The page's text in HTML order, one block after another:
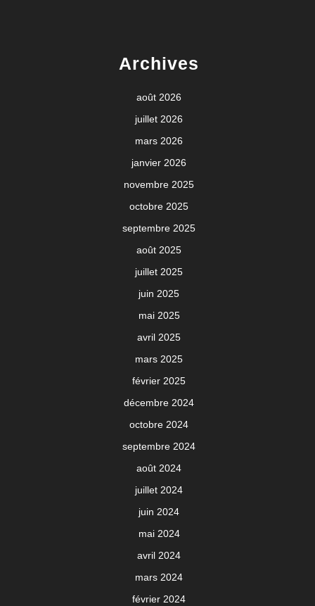
Archives
août 2026
juillet 2026
mars 2026
janvier 2026
novembre 2025
octobre 2025
septembre 2025
août 2025
juillet 2025
juin 2025
mai 2025
avril 2025
mars 2025
février 2025
décembre 2024
octobre 2024
septembre 2024
août 2024
juillet 2024
juin 2024
mai 2024
avril 2024
mars 2024
février 2024